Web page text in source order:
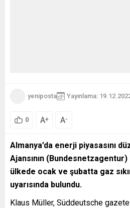
yeniposta Yayınlama:
0 A+ A-
Almanya’da enerji piyasasını
Ajansının (Bundesnetzagentur)
ülkede ocak ve şubatta gaz
uyarısında bulundu.
Klaus Müller, Süddeutsche